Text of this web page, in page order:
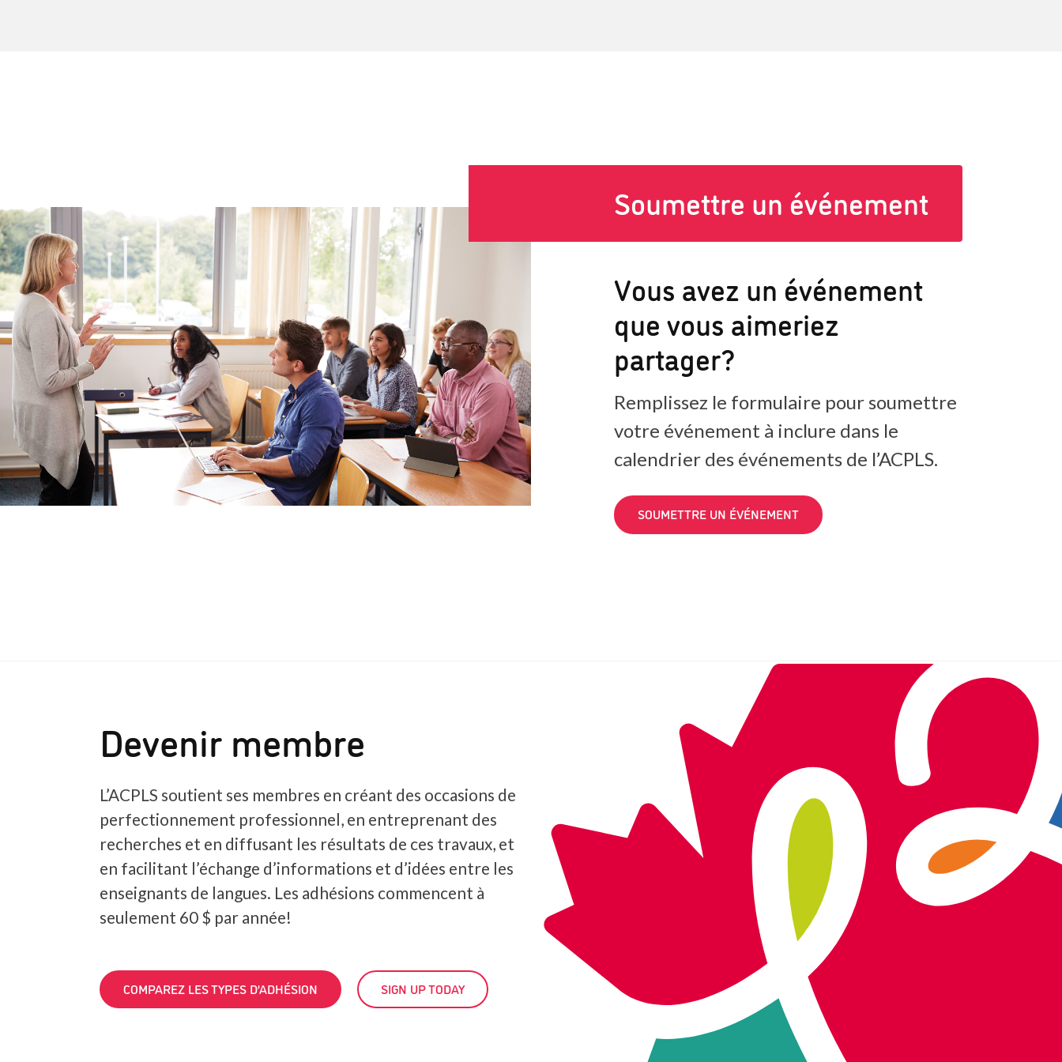
Soumettre un événement
Vous avez un événement
que vous aimeriez
partager?
Remplissez le formulaire pour soumettre
votre événement à inclure dans le
calendrier des événements de l’ACPLS.
SOUMETTRE UN ÉVÉNEMENT
Devenir membre
L’ACPLS soutient ses membres en créant des occasions de
perfectionnement professionnel, en entreprenant des
recherches et en diffusant les résultats de ces travaux, et
en facilitant l’échange d’informations et d’idées entre les
enseignants de langues. Les adhésions commencent à
seulement 60 $ par année!
COMPAREZ LES TYPES D’ADHÉSION SIGN UP TODAY